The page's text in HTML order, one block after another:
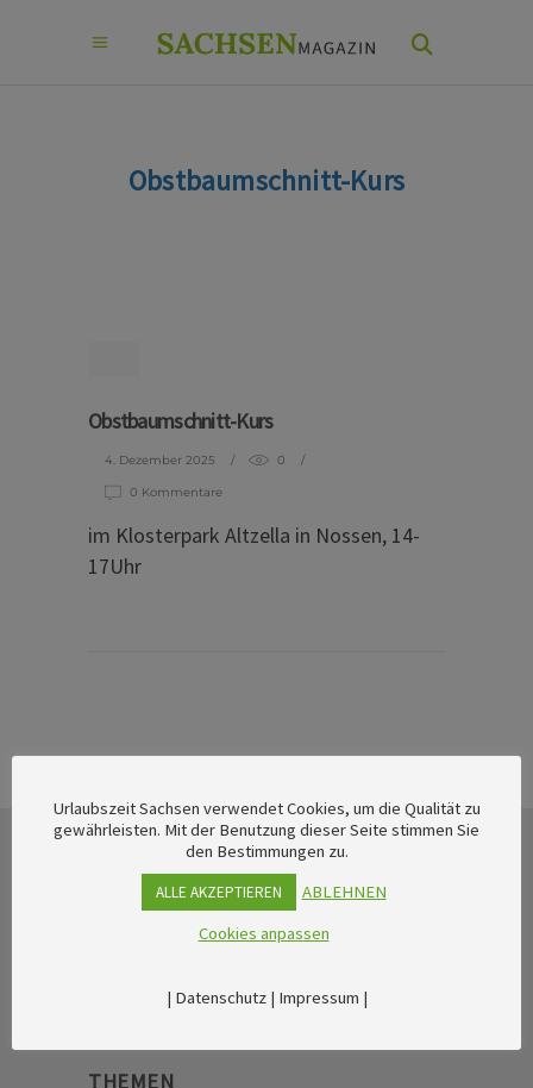
Obstbaumschnitt-Kurs
Obstbaumschnitt-Kurs
4. Dezember 2025 0
0 Kommentare
im Klosterpark Altzella in Nossen, 14-
17Uhr
THEMEN
Urlaubszeit Sachsen verwendet Cookies, um die Qualität zu
gewährleisten. Mit der Benutzung dieser Seite stimmen Sie
den Bestimmungen zu.
ALLE AKZEPTIEREN
ABLEHNEN
Cookies anpassen
| Datenschutz| Impressum |